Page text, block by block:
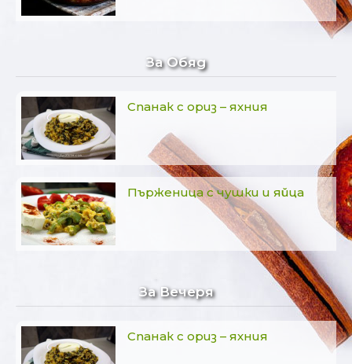
За Обяд
Спанак с ориз – яхния
Пърженица с чушки и яйца
За Вечеря
Спанак с ориз – яхния